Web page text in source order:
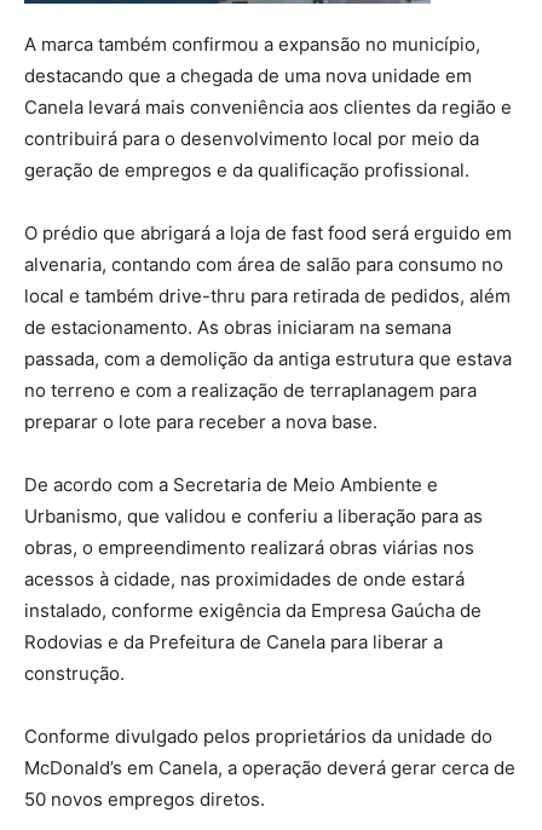
A marca também confirmou a expansão no município,
destacando que a chegada de uma nova unidade em
Canela levará mais conveniência aos clientes da região e
contribuirá para o desenvolvimento local por meio da
geração de empregos e da qualificação profissional.
O prédio que abrigará a loja de fast food será erguido em
alvenaria, contando com área de salão para consumo no
local e também drive-thru para retirada de pedidos, além
de estacionamento. As obras iniciaram na semana
passada, com a demolição da antiga estrutura que estava
no terreno e com a realização de terraplanagem para
preparar o lote para receber a nova base.
De acordo com a Secretaria de Meio Ambiente e
Urbanismo, que validou e conferiu a liberação para as
obras, o empreendimento realizará obras viárias nos
acessos à cidade, nas proximidades de onde estará
instalado, conforme exigência da Empresa Gaúcha de
Rodovias e da Prefeitura de Canela para liberar a
construção.
Conforme divulgado pelos proprietários da unidade do
McDonald’s em Canela, a operação deverá gerar cerca de
50 novos empregos diretos.